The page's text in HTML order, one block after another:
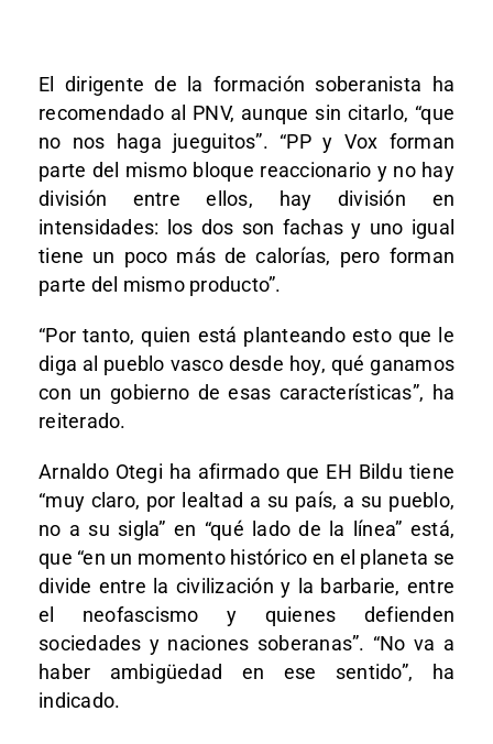
El dirigente de la formación soberanista ha
recomendado al PNV, aunque sin citarlo, “que
no nos haga jueguitos”. “PP y Vox forman
parte del mismo bloque reaccionario y no hay
división entre ellos, hay división en
intensidades: los dos son fachas y uno igual
tiene un poco más de calorías, pero forman
parte del mismo producto”.
“Por tanto, quien está planteando esto que le
diga al pueblo vasco desde hoy, qué ganamos
con un gobierno de esas características”, ha
reiterado.
Arnaldo Otegi ha afirmado que EH Bildu tiene
“muy claro, por lealtad a su país, a su pueblo,
no a su sigla” en “qué lado de la línea” está,
que “en un momento histórico en el planeta se
divide entre la civilización y la barbarie, entre
el neofascismo y quienes defienden
sociedades y naciones soberanas”. “No va a
haber ambigüedad en ese sentido”, ha
indicado.